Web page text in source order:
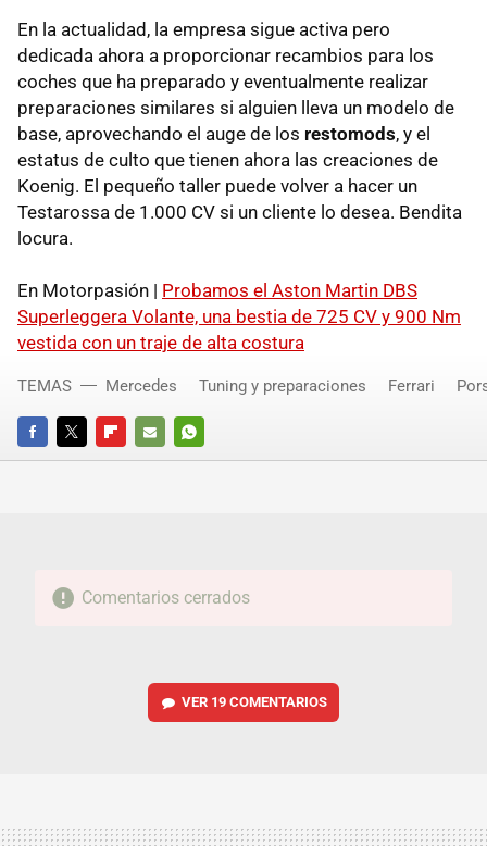
En la actualidad, la empresa sigue activa pero
dedicada ahora a proporcionar recambios para los
coches que ha preparado y eventualmente realizar
preparaciones similares si alguien lleva un modelo de
base, aprovechando el auge de los restomods, y el
estatus de culto que tienen ahora las creaciones de
Koenig. El pequeño taller puede volver a hacer un
Testarossa de 1.000 CV si un cliente lo desea. Bendita
locura.
En Motorpasión | Probamos el Aston Martin DBS
Superleggera Volante, una bestia de 725 CV y 900 Nm
vestida con un traje de alta costura
FACEBOOKTWITTERFLIPBOARD
E-
WHATSAPP
TEMAS Mercedes Tuning y preparaciones Ferrari
Comentarios cerrados
VER 19 COMENTARIOS